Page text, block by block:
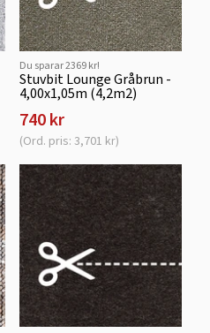
Du sparar 2369 kr!
Stuvbit Lounge Gråbrun -
4,00x1,05m (4,2m2)
740 kr
(Ord. pris: 3,701 kr)